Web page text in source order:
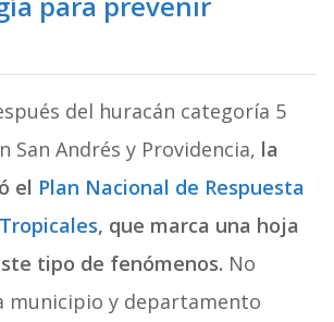
del huracán categoría 5
San Andrés y Providencia, la
el Plan Nacional de Respuesta
, que marca una hoja
tipo de fenómenos. No
municipio y departamento